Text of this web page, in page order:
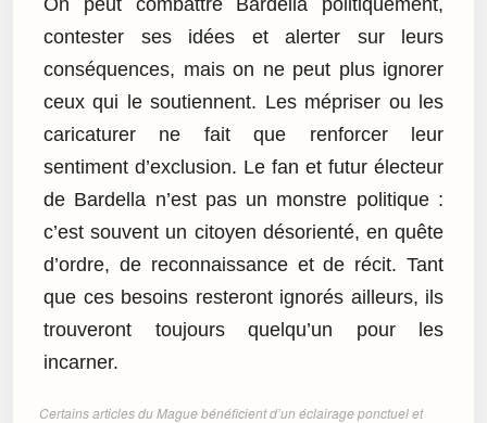
On peut combattre Bardella politiquement,
contester ses idées et alerter sur leurs
conséquences, mais on ne peut plus ignorer
ceux qui le soutiennent. Les mépriser ou les
caricaturer ne fait que renforcer leur
sentiment d’exclusion. Le fan et futur électeur
de Bardella n’est pas un monstre politique :
c’est souvent un citoyen désorienté, en quête
d’ordre, de reconnaissance et de récit. Tant
que ces besoins resteront ignorés ailleurs, ils
trouveront toujours quelqu’un pour les
incarner.
Certains articles du Mague bénéficient d’un éclairage ponctuel et